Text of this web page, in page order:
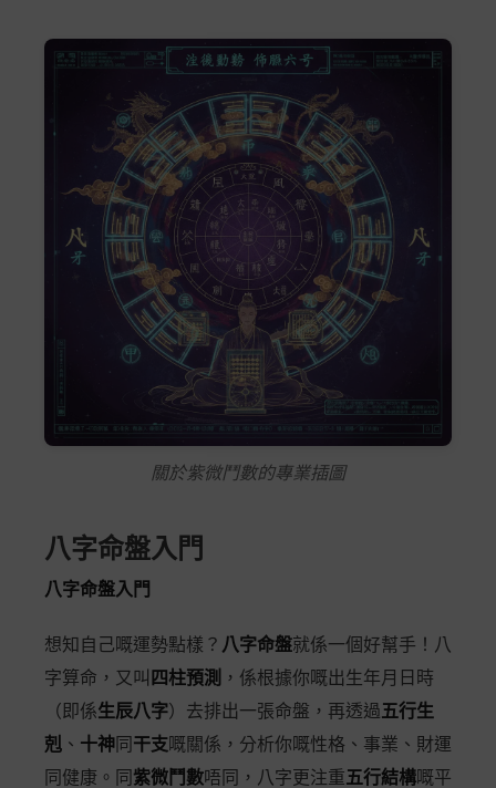
關於紫微鬥數的專業插圖
八字命盤入門
八字命盤入門
想知自己嘅運勢點樣？ 八字命盤就係一個好幫手！八
字算命，又叫 四柱預測 ，係根據你嘅出生年月日時
（即係生辰八字）去排出一張命盤，再透過五行生
剋 、 十神 同 干支嘅關係，分析你嘅性格、事業、財運
同健康。同 紫微鬥數唔同，八字更注重五行結構嘅平